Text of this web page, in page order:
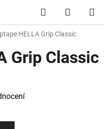
Hledat
KOŠÍK
HELLA Grip Classic
Grip Classic